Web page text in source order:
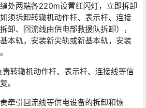
处两端各220m设置红闪灯，立即拆卸
须拆卸转辙机动作杆、表示杆、连接
卸、回流线由供电部救援队拆卸），
本轨，安装新尖轨或新基本轨，安装
转辙机动作杆、表示杆、连接线等信
。
牵引回流线等供电设备的拆卸和恢